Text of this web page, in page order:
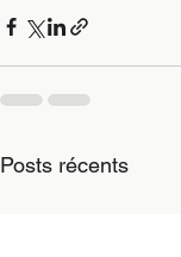
Posts récents